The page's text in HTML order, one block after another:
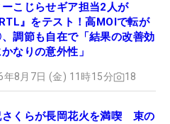
こじらせギア担当2人が
』をテスト！高MOIで転が
調節も自在で「結果の改善効
なりの意外性」
年8月7日 (金) 11時15分 18
さくらが長岡花火を満喫 束の